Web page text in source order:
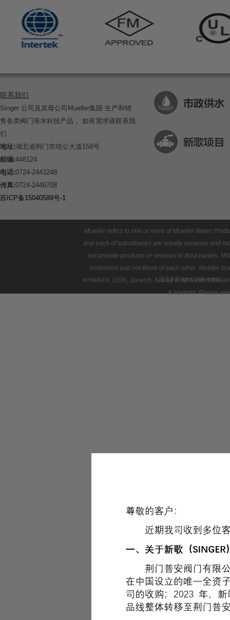
联系我们
Singer 公司及其母公司Mueller集团 生产和销
售各类阀门等水科技产品， 如有需求请联系我
们
地址:湖北省荆门市培公大道159号
邮编:448124
电话:0724-2443248
传真:0724-2448708
苏ICP备15040589号-1
Mueller refers to one or more of Mueller Water
and each of subsidiaries are legally separate and
not provide products or services to third parties.
omissions and not those of each other. Mueller
HYMAX®, i2O®, Jones®, Krausz®, Mi.Net®,
& Hydrant. Please
2014 Singer Valve Inc.